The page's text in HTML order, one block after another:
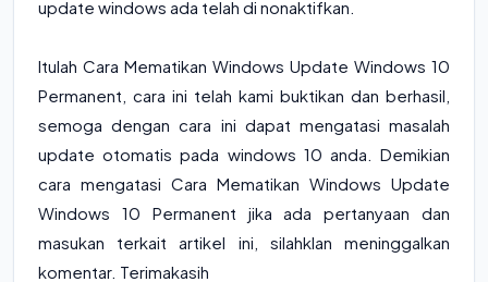
update windows ada telah di nonaktifkan.
Itulah Cara Mematikan Windows Update Windows 10
Permanent, cara ini telah kami buktikan dan berhasil,
semoga dengan cara ini dapat mengatasi masalah
update otomatis pada windows 10 anda. Demikian
cara mengatasi Cara Mematikan Windows Update
Windows 10 Permanent jika ada pertanyaan dan
masukan terkait artikel ini, silahklan meninggalkan
komentar. Terimakasih